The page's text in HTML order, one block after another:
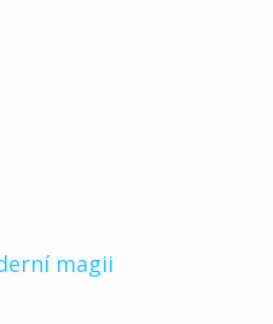
magii